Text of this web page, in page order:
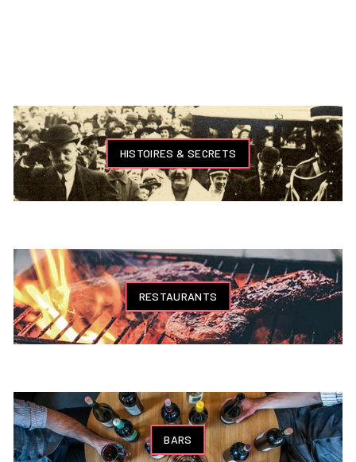
HISTOIRES & SECRETS
RESTAURANTS
BARS